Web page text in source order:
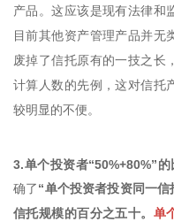
产品。这应该是现有法律和
目前其他资产管理产品并无
废掉了信托原有的一技之长
计算人数的先例，这对信托
较明显的不便。
3.单个投资者“50%+80%”的
确了“单个投资者投资同一
信托规模的百分之五十。 单